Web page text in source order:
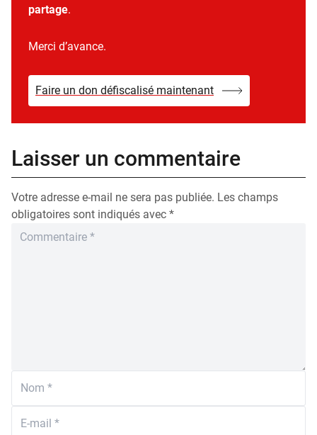
partage.
Merci d’avance.
Faire un don défiscalisé maintenant
Laisser un commentaire
Votre adresse e-mail ne sera pas publiée. Les champs
obligatoires sont indiqués avec *